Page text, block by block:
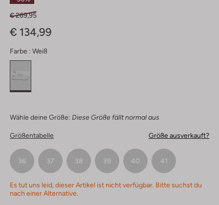
€ 269,95
€ 134,99
Farbe : Weiß
Wähle deine Größe: Diese Größe fällt normal aus
Größentabelle Größe ausverkauft?
36 37 38 39 40 41
Es tut uns leid, dieser Artikel ist nicht verfügbar. Bitte suchst du
nach einer Alternative.